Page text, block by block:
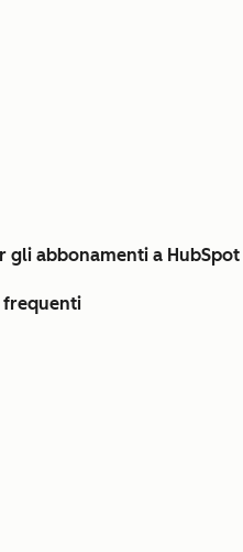
gli abbonamenti a HubSpot
frequenti